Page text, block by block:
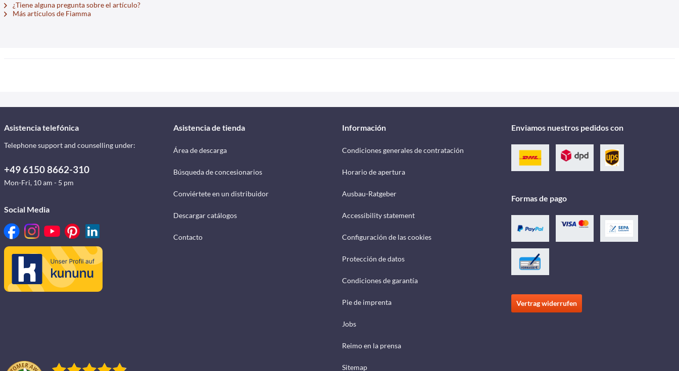
¿Tiene alguna pregunta sobre el artículo?
Más artículos de Fiamma
Asistencia telefónica
Telephone support and counselling under:
+49 6150 8662-310
Mon-Fri, 10 am - 5 pm
Social Media
Asistencia de tienda
Área de descarga
Búsqueda de concesionarios
Conviértete en un distribuidor
Descargar catálogos
Contacto
Información
Condiciones generales de contratación
Horario de apertura
Ausbau-Ratgeber
Accessibility statement
Configuración de las cookies
Protección de datos
Condiciones de garantía
Pie de imprenta
Jobs
Reimo en la prensa
Sitemap
Enviamos nuestros pedidos con
Formas de pago
Vertrag widerrufen